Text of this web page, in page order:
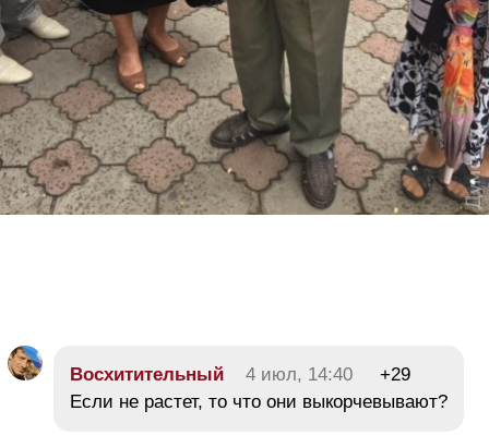
Восхитительный 4 июл, 14:40
+29
Если не растет, то что они выкорчевывают?